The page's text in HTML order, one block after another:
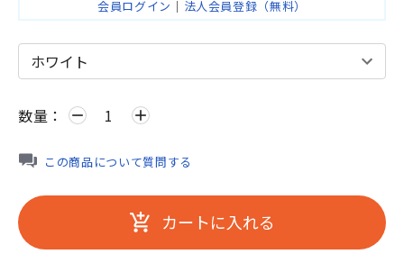
会員ログイン ｜ 法人会員登録（無料）
数量： remove add
この商品について質問する
add_shopping_cart カートに入れる